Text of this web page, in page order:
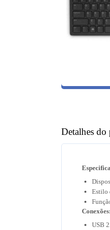
Detalhes do
Estilo
Conexões:
USB